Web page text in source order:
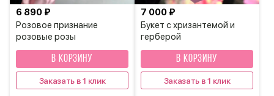
Розовое признание
розовые розы
6 890 ₽
В КОРЗИНУ
Заказать в 1 клик
Букет с хризантемой и
герберой
7 000 ₽
В КОРЗИНУ
Заказать в 1 клик